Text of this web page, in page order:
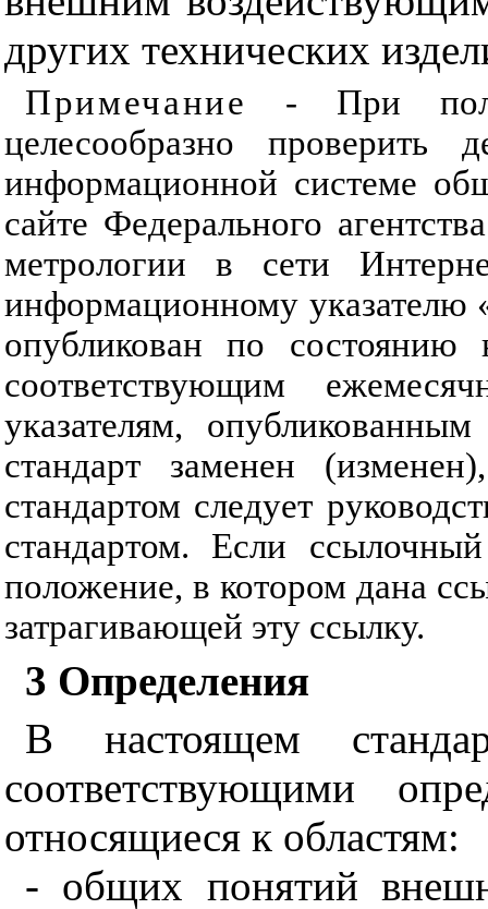
других технических
Примечание - При
целесообразно проверить
информационной системе
сайте Федерального
метрологии в сети
информационному указателю
опубликован по
соответствующим
указателям,
стандарт заменен
стандартом следует
стандартом. Если
положение, в котором дана
затрагивающей эту ссылку.
3 Определения
В настоящем
соответствующими
относящиеся к областям:
- общих понятий